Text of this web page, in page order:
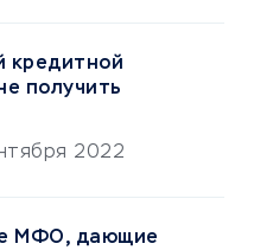
кредитной
получить
2022
МФО, дающие